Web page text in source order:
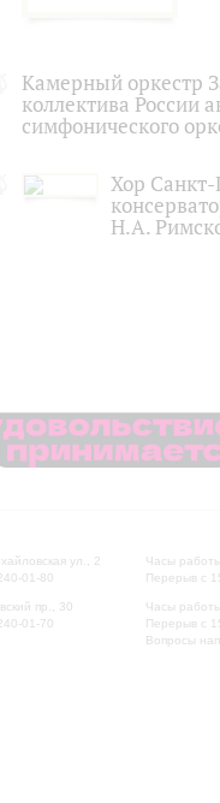
Камерный оркестр
коллектива России
симфонического
Хор Санкт-
Н.А.
ул., 2
01-80
пр., 30
01-70
Часы
Перерыв с
Часы
Перерыв с
Вопросы